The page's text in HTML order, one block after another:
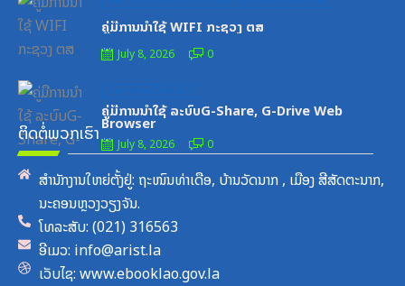
ຄູ່ມືການນຳໃຊ້ WIFI ກະຊວງ ຕສ
July 8, 2026 0
ຄູ່ມືການນຳໃຊ້ ລະບົບG-Share, G-Drive Web
Browser
on
July 8, 2026 0
ຕິດຕໍ່ພວກເຮົາ
ສຳນັກງານໃຫຍ່ຕັ້ງຢູ່: ຖະໜົນທ່າເດືອ, ບ້ານວັດນາກ , ເມືອງ ສີສັດຕະນາກ,
ນະຄອນຫຼວງວຽງຈັນ.
ໂທລະສັບ: (021) 316563
ອີເມວ: info@arist.la
ເວັບໄຊ: www.ebooklao.gov.la